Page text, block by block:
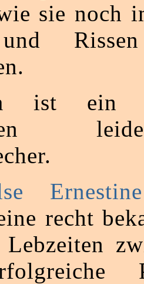
sie noch
und
ist ein
recht